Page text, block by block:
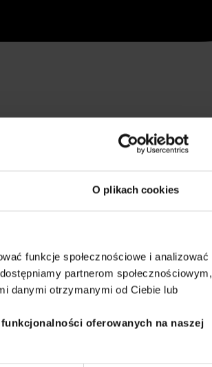
O plikach cookies
funkcje społecznościowe i analizować
partnerom społecznościowym,
danymi otrzymanymi od Ciebie lub
oferowanych na naszej